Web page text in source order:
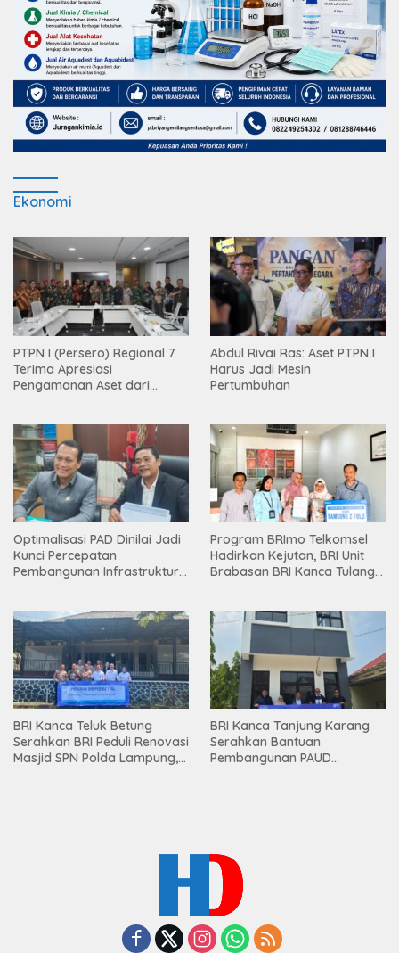
Ekonomi
PTPN I (Persero) Regional 7
Terima Apresiasi
Pengamanan Aset dari
Abdul Rivai Ras: Aset PTPN I
Harus Jadi Mesin
Pertumbuhan
Optimalisasi PAD Dinilai Jadi
Kunci Percepatan
Pembangunan Infrastruktur
Program BRImo Telkomsel
Hadirkan Kejutan, BRI Unit
Brabasan BRI Kanca Tulang
Mesuji
BRI Kanca Teluk Betung
Serahkan BRI Peduli Renovasi
Masjid SPN Polda Lampung,
BRI Kanca Tanjung Karang
Serahkan Bantuan
Pembangunan PAUD